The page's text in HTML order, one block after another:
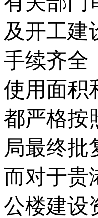
及开工建
手续齐全
使用面积
都严格按
局最终
而对于贵
公楼建设